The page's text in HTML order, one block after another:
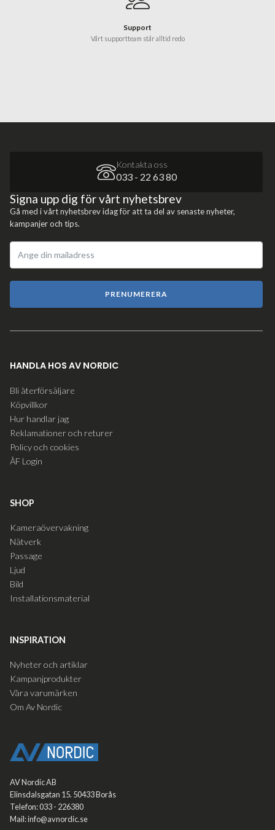
Support
Vårt supportteam står alltid redo
Kontakta oss
033 - 22 63 80
Signa upp dig för vårt nyhetsbrev
Gå med i vårt nyhetsbrev idag för att ta del av senaste nyheter,
kampanjer och tips.
PRENUMERERA
AV Nordic AB
Elinsdalsgatan 15. 50433 Borås
Telefon: 033 - 226380
Mail: info@avnordic.se
HANDLA HOS AV NORDIC
Bli återförsäljare
Köpvillkor
Hur handlar jag
Reklamationer och returer
Policy och cookies
ÅF Login
SHOP
Kameraövervakning
Nätverk
Passage
Ljud
Bild
Installationsmaterial
INSPIRATION
Nyheter och artiklar
Kampanjprodukter
Våra varumärken
Om Av Nordic